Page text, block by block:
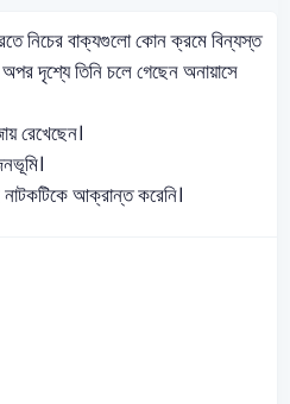
নিচের বাক্যগুলো কোন ক্রমে বিন্যস্ত
দৃশ্যে তিনি চলে গেছেন অনায়াসে
রেখেছেন।
নাটকটিকে আক্রান্ত করেনি।